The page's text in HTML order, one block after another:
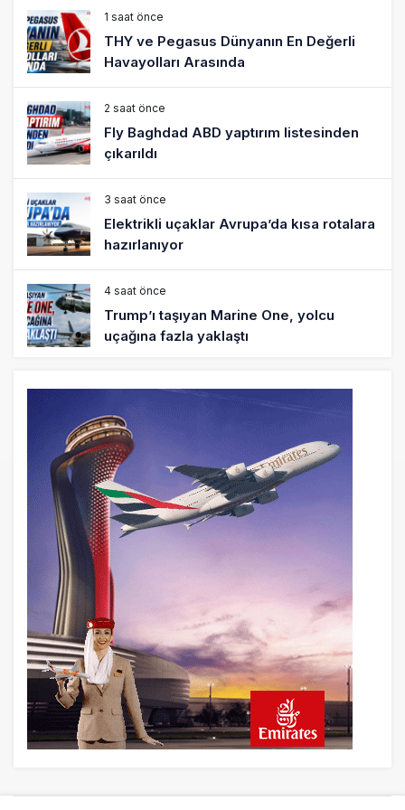
1 saat önce
THY ve Pegasus Dünyanın En Değerli
Havayolları Arasında
2 saat önce
Fly Baghdad ABD yaptırım listesinden
çıkarıldı
3 saat önce
Elektrikli uçaklar Avrupa’da kısa rotalara
hazırlanıyor
4 saat önce
Trump’ı taşıyan Marine One, yolcu
uçağına fazla yaklaştı
Emirates A380 yolcu rahatsızlanınca
İstanbul’a indi
5 saat önce
Emirates’in reddettiği 10 Boeing 777X
için United kararı
5 saat önce
DHL uçağı havada cisimle çarpıştı,
havalimanında patlayıcı drone bulundu
6 saat önce
Üniformasız Disiplin: Kabin Ekipleri Nasıl
Yolcu Olur?
22 saat önce
kurtaran hamle